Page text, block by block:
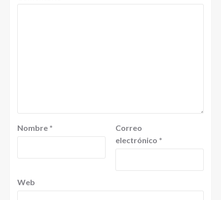
Nombre *
Correo
electrónico *
Web